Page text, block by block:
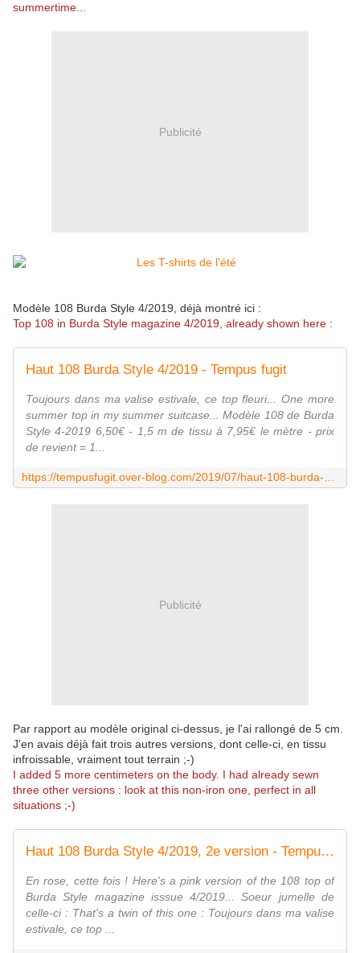
summertime...
Publicité
Modèle 108 Burda Style 4/2019, déjà montré ici :
Top 108 in Burda Style magazine 4/2019, already shown here :
Haut 108 Burda Style 4/2019 - Tempus fugit
Toujours dans ma valise estivale, ce top fleuri... One more
summer top in my summer suitcase... Modèle 108 de Burda
Style 4-2019 6,50€ - 1,5 m de tissu à 7,95€ le mètre - prix
de revient = 1...
Publicité
Par rapport au modèle original ci-dessus, je l'ai rallongé de 5 cm.
J'en avais déjà fait trois autres versions, dont celle-ci, en tissu
infroissable, vraiment tout terrain ;-)
I added 5 more centimeters on the body. I had already sewn
three other versions : look at this non-iron one, perfect in all
situations ;-)
Haut 108 Burda Style 4/2019, 2e version - Tempus fugit
En rose, cette fois ! Here's a pink version of the 108 top of
Burda Style magazine isssue 4/2019... Soeur jumelle de
celle-ci : That's a twin of this one : Toujours dans ma valise
estivale, ce top ...